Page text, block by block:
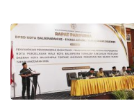
Modal